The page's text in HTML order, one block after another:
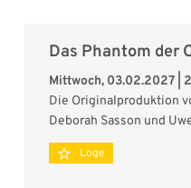
Das Phantom der
Mittwoch, 03.02.2027 |
Die Originalproduktion
Deborah Sasson und
Loge